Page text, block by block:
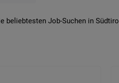
beliebtesten Job-Suchen in Südtirol